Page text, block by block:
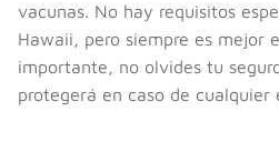
vacunas. No hay requisitos
Hawaii, pero siempre es mejor
importante, no olvides tu
protegerá en caso de cualquier